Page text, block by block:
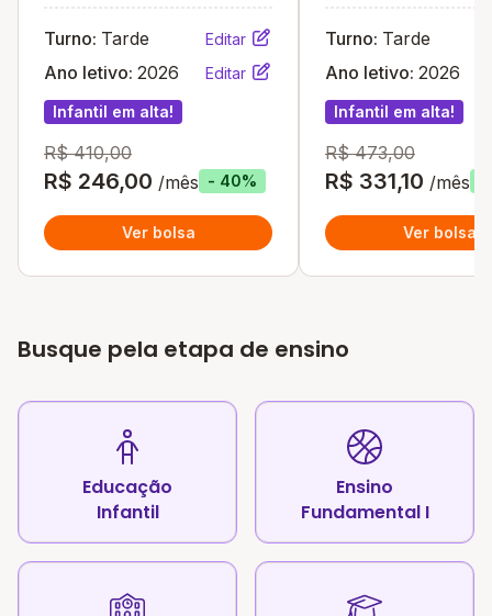
Turno: Tarde Editar
Ano letivo: 2026 Editar
Infantil em alta!
R$ 410,00
R$ 246,00 /mês - 40%
Ver bolsa
Turno: Tarde
Ano letivo: 2026
Infantil em alta!
R$ 473,00
R$ 331,10 /mês
Ver bolsa
Busque pela etapa de ensino
Educação
Infantil
Ensino
Fundamental I